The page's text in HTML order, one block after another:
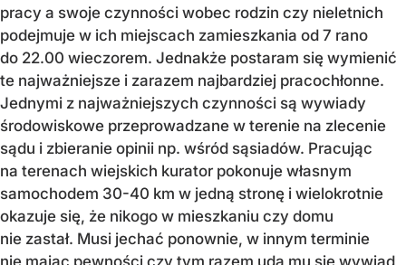
pracy a swoje czynności wobec rodzin czy nieletnich
podejmuje w ich miejscach zamieszkania od 7 rano
do 22.00 wieczorem. Jednakże postaram się wymienić
te najważniejsze i zarazem najbardziej pracochłonne.
Jednymi z najważniejszych czynności są wywiady
środowiskowe przeprowadzane w terenie na zlecenie
sądu i zbieranie opinii np. wśród sąsiadów. Pracując
na terenach wiejskich kurator pokonuje własnym
samochodem 30-40 km w jedną stronę i wielokrotnie
okazuje się, że nikogo w mieszkaniu czy domu
nie zastał. Musi jechać ponownie, w innym terminie
nie mając pewności czy tym razem uda mu się wywiad